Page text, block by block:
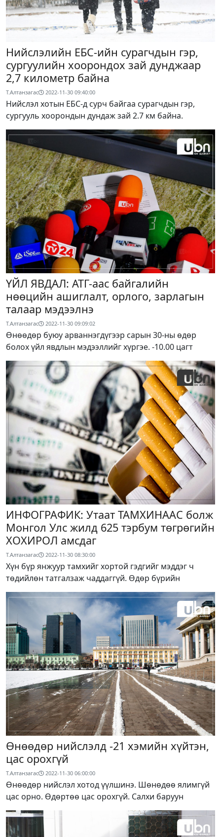
Нийслэлийн ЕБС-ийн сурагчдын гэр,
сургуулийн хоорондох зай дунджаар
2,7 километр байна
Т.Алтанзагас 2022-11-30 09:40:00
Нийслэл хотын ЕБС-д сурч байгаа сурагчдын гэр,
сургууль хоорондын дундаж зай 2.7 км байна.
ҮЙЛ ЯВДАЛ: АТГ-аас байгалийн
нөөцийн ашиглалт, орлого, зарлагын
талаар мэдээлнэ
Т.Алтанзагас 2022-11-30 09:09:02
Өнөөдөр буюу арваннэгдүгээр сарын 30-ны өдөр
болох үйл явдлын мэдээллийг хүргэе. -10.00 цагт
ИНФОГРАФИК: Утаат ТАМХИНААС болж
Монгол Улс жилд 625 тэрбум төгрөгийн
ХОХИРОЛ амсдаг
Т.Алтанзагас 2022-11-30 08:30:00
Хүн бүр янжуур тамхийг хортой гэдгийг мэддэг ч
төдийлөн татгалзаж чаддаггүй. Өдөр бүрийн
Өнөөдөр нийслэлд -21 хэмийн хүйтэн,
цас орохгүй
Т.Алтанзагас 2022-11-30 06:00:00
Өнөөдөр нийслэл хотод үүлшинэ. Шөнөдөө ялимгүй
цас орно. Өдөртөө цас орохгүй. Салхи баруун